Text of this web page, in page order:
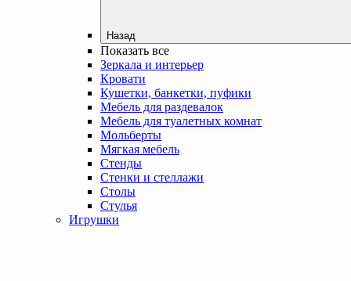
Назад
Показать все
Зеркала и интерьер
Кровати
Кушетки, банкетки, пуфики
Мебель для раздевалок
Мебель для туалетных комнат
Мольберты
Мягкая мебель
Стенды
Стенки и стеллажи
Столы
Стулья
Игрушки